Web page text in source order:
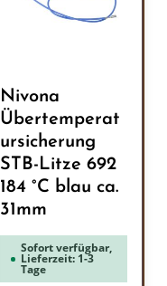
Nivona
Übertemperat
ursicherung
STB-Litze 692
184 °C blau ca.
31mm
Sofort verfügbar,
Lieferzeit: 1-3
Tage